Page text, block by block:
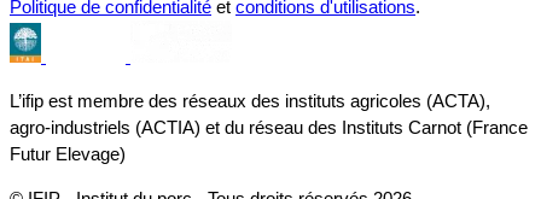
Politique de confidentialité et conditions d'utilisations.
L’ifip est membre des réseaux des instituts agricoles (ACTA),
agro-industriels (ACTIA) et du réseau des Instituts Carnot (France
Futur Elevage)